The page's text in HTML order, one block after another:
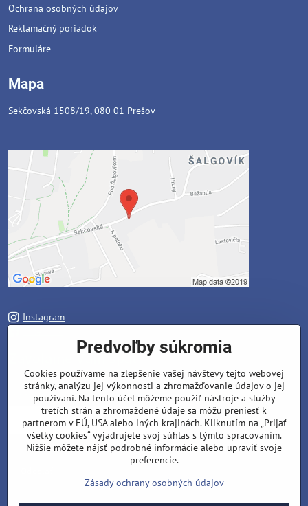
Ochrana osobných údajov
Reklamačný poriadok
Formuláre
Mapa
Sekčovská 1508/19, 080 01 Prešov
Instagram
Váš telefón*
Predvoľby súkromia
Cookies používame na zlepšenie vašej návštevy tejto webovej
stránky, analýzu jej výkonnosti a zhromažďovanie údajov o jej
používaní. Na tento účel môžeme použiť nástroje a služby
tretích strán a zhromaždené údaje sa môžu preniesť k
partnerom v EÚ, USA alebo iných krajinách. Kliknutím na „Prijať
všetky cookies“ vyjadrujete svoj súhlas s týmto spracovaním.
Nižšie môžete nájsť podrobné informácie alebo upraviť svoje
preferencie.
Zásady ochrany osobných údajov